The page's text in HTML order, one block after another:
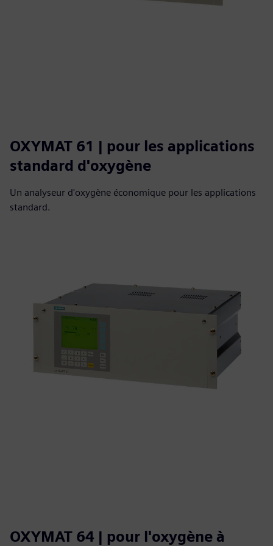
OXYMAT 61 | pour les applications
standard d'oxygène
Un analyseur d'oxygène économique pour les applications
standard.
OXYMAT 64 | pour l'oxygène à